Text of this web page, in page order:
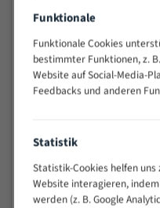
450
600
1,1/1,6
> 500
0,75/1,25
Vorteile:
Anwendungen
schwierigen
wechselnde
Funktionale
Funktionale Cookies
bestimmter Funktionen, z.
Website auf Social-Media-
Feedbacks und anderen
Statistik
Statistik-Cookies helfen
Website interagieren,
werden (z. B. Google